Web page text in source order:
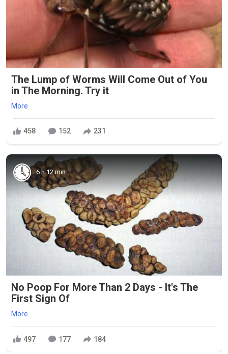
The Lump of Worms Will Come Out of You
in The Morning. Try it
More
458 152 231
6 h 12 min
No Poop For More Than 2 Days - It's The
First Sign Of
More
497 177 184